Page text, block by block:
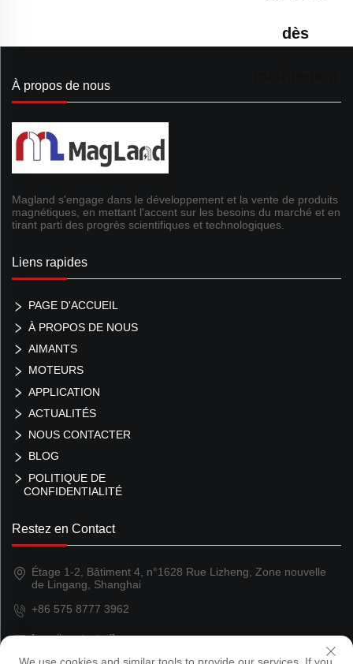
dès
À propos de nous
Magland s'engage dans le développement et la vente de produits
magnétiques, en mettant l'accent sur les besoins du marché et en
tirant parti des progrès scientifiques et technologiques.
Liens rapides
PAGE D'ACCUEIL
À PROPOS DE NOUS
AIMANTS
MOTEURS
APPLICATION
ACTUALITÉS
NOUS CONTACTER
BLOG
POLITIQUE DE
CONFIDENTIALITÉ
Restez en Contact
Étage 1-2, Bâtiment 4, n°1628 Rue Lizheng, Zone nouvelle
de Lingang, Shanghai
+86 575 8777 3962
[email protected]